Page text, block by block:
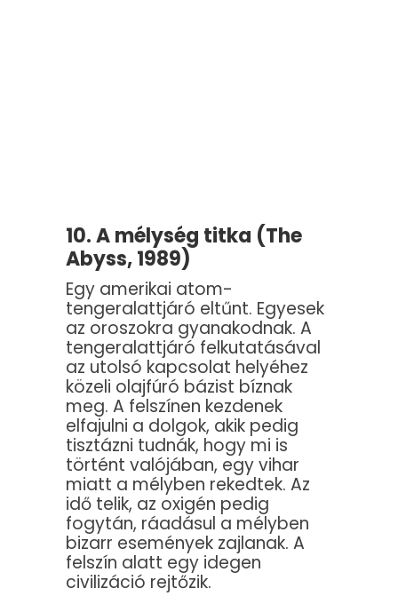
10. A mélység titka (The
Abyss, 1989)
Egy amerikai atom-
tengeralattjáró eltűnt. Egyesek
az oroszokra gyanakodnak. A
tengeralattjáró felkutatásával
az utolsó kapcsolat helyéhez
közeli olajfúró bázist bíznak
meg. A felszínen kezdenek
elfajulni a dolgok, akik pedig
tisztázni tudnák, hogy mi is
történt valójában, egy vihar
miatt a mélyben rekedtek. Az
idő telik, az oxigén pedig
fogytán, ráadásul a mélyben
bizarr események zajlanak. A
felszín alatt egy idegen
civilizáció rejtőzik.